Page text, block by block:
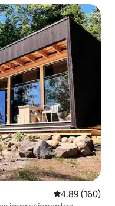
Calificación
4.89 (160)